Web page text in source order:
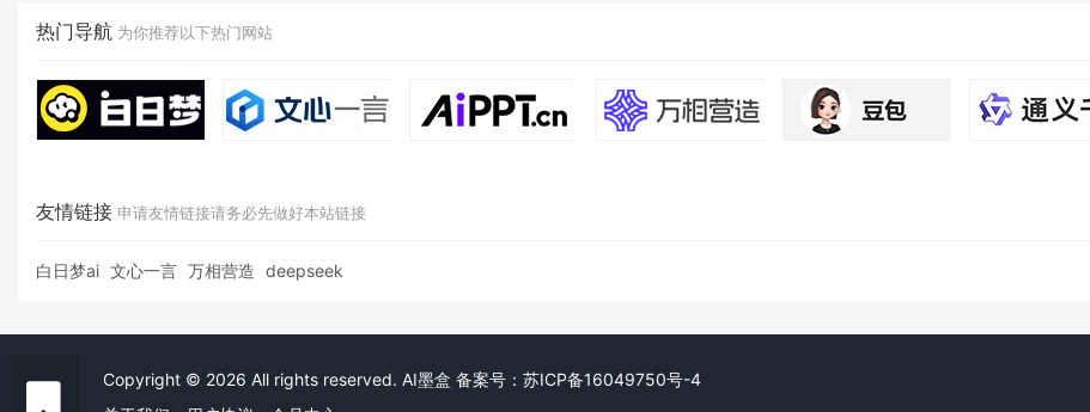
热门导航 为你推荐以下热门网站
友情链接 申请友情链接请务必先做好本站链接
白日梦ai 文心一言 万相营造 deepseek
Copyright © 2026 All rights reserved. AI墨盒 备案号：苏ICP备16049750号-4